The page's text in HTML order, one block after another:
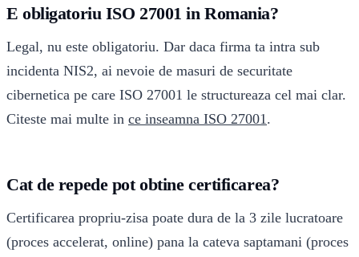
E obligatoriu ISO 27001 in Romania?
Legal, nu este obligatoriu. Dar daca firma ta intra sub
incidenta NIS2, ai nevoie de masuri de securitate
cibernetica pe care ISO 27001 le structureaza cel mai clar.
Citeste mai multe in ce inseamna ISO 27001.
Cat de repede pot obtine certificarea?
Certificarea propriu-zisa poate dura de la 3 zile lucratoare
(proces accelerat, online) pana la cateva saptamani (proces